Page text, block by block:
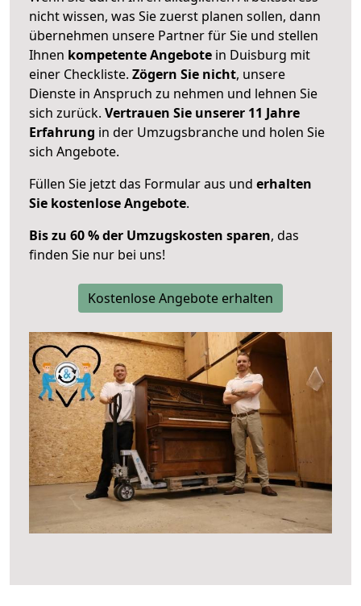
nicht wissen, was Sie zuerst planen sollen, dann
übernehmen unsere Partner für Sie und stellen
Ihnen kompetente Angebote in Duisburg mit
einer Checkliste. Zögern Sie nicht, unsere
Dienste in Anspruch zu nehmen und lehnen Sie
sich zurück. Vertrauen Sie unserer 11 Jahre
Erfahrung in der Umzugsbranche und holen Sie
sich Angebote.
Füllen Sie jetzt das Formular aus und erhalten
Sie kostenlose Angebote.
Bis zu 60 % der Umzugskosten sparen, das
finden Sie nur bei uns!
Kostenlose Angebote erhalten